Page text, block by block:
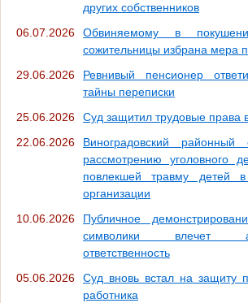
других собственников
06.07.2026
Обвиняемому в
сожительницы избрана мера
29.06.2026
Ревнивый пенсионер
тайны переписки
25.06.2026
Суд защитил трудовые права
22.06.2026
Виноградовский
рассмотрению уголовного
повлекшей травму детей в
организации
10.06.2026
Публичное
символики влечет
ответственность
05.06.2026
Суд вновь встал на защиту
работника